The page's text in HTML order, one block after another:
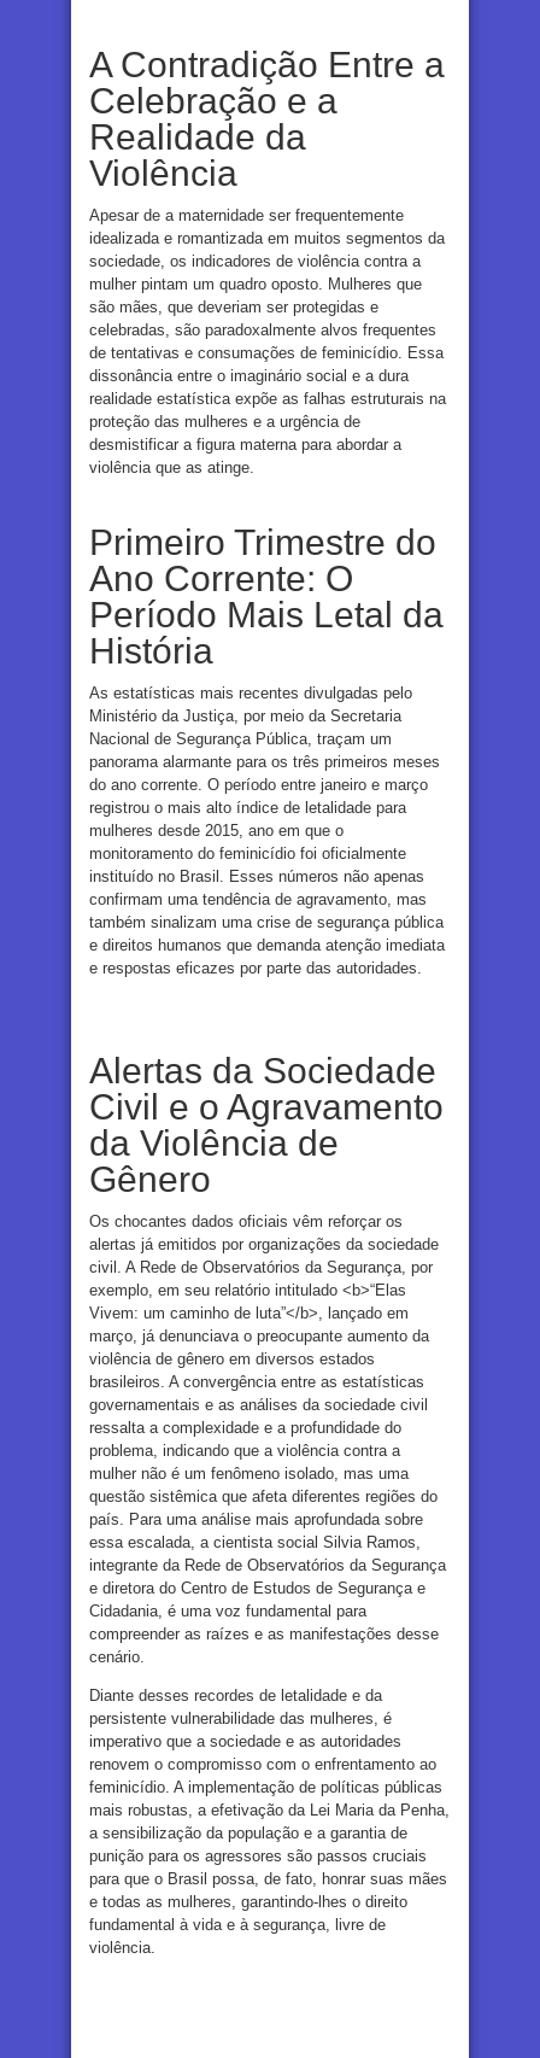
A Contradição Entre a
Celebração e a
Realidade da
Violência
Apesar de a maternidade ser frequentemente
idealizada e romantizada em muitos segmentos da
sociedade, os indicadores de violência contra a
mulher pintam um quadro oposto. Mulheres que
são mães, que deveriam ser protegidas e
celebradas, são paradoxalmente alvos frequentes
de tentativas e consumações de feminicídio. Essa
dissonância entre o imaginário social e a dura
realidade estatística expõe as falhas estruturais na
proteção das mulheres e a urgência de
desmistificar a figura materna para abordar a
violência que as atinge.
Primeiro Trimestre do
Ano Corrente: O
Período Mais Letal da
História
As estatísticas mais recentes divulgadas pelo
Ministério da Justiça, por meio da Secretaria
Nacional de Segurança Pública, traçam um
panorama alarmante para os três primeiros meses
do ano corrente. O período entre janeiro e março
registrou o mais alto índice de letalidade para
mulheres desde 2015, ano em que o
monitoramento do feminicídio foi oficialmente
instituído no Brasil. Esses números não apenas
confirmam uma tendência de agravamento, mas
também sinalizam uma crise de segurança pública
e direitos humanos que demanda atenção imediata
e respostas eficazes por parte das autoridades.
Alertas da Sociedade
Civil e o Agravamento
da Violência de
Gênero
Os chocantes dados oficiais vêm reforçar os
alertas já emitidos por organizações da sociedade
civil. A Rede de Observatórios da Segurança, por
exemplo, em seu relatório intitulado <b>“Elas
Vivem: um caminho de luta”</b>, lançado em
março, já denunciava o preocupante aumento da
violência de gênero em diversos estados
brasileiros. A convergência entre as estatísticas
governamentais e as análises da sociedade civil
ressalta a complexidade e a profundidade do
problema, indicando que a violência contra a
mulher não é um fenômeno isolado, mas uma
questão sistêmica que afeta diferentes regiões do
país. Para uma análise mais aprofundada sobre
essa escalada, a cientista social Silvia Ramos,
integrante da Rede de Observatórios da Segurança
e diretora do Centro de Estudos de Segurança e
Cidadania, é uma voz fundamental para
compreender as raízes e as manifestações desse
cenário.
Diante desses recordes de letalidade e da
persistente vulnerabilidade das mulheres, é
imperativo que a sociedade e as autoridades
renovem o compromisso com o enfrentamento ao
feminicídio. A implementação de políticas públicas
mais robustas, a efetivação da Lei Maria da Penha,
a sensibilização da população e a garantia de
punição para os agressores são passos cruciais
para que o Brasil possa, de fato, honrar suas mães
e todas as mulheres, garantindo-lhes o direito
fundamental à vida e à segurança, livre de
violência.